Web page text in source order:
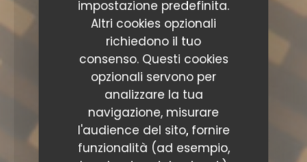
impostazione predefinita.
Altri cookies opzionali
richiedono il tuo
consenso. Questi cookies
opzionali servono per
analizzare la tua
navigazione, misurare
l'audience del sito, fornire
funzionalità (ad esempio,